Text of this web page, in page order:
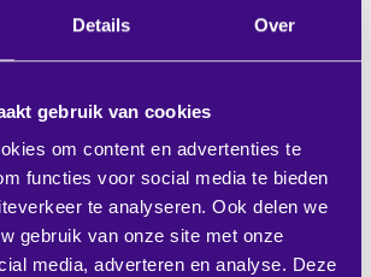
Details Over
gebruik van cookies
om content en advertenties te
functies voor social media te bieden
te analyseren. Ook delen we
gebruik van onze site met onze
media, adverteren en analyse. Deze
We sluiten daarbij aan bij
tussen de lijntjes
waarde aan circulariteit,
duurzaamheid. Om die reden
met natuurlijke, pure en